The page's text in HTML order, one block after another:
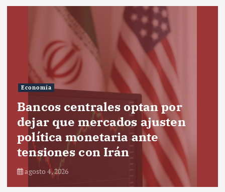
Economía
Bancos centrales optan por
dejar que mercados ajusten
política monetaria ante
tensiones con Irán
agosto 4, 2026